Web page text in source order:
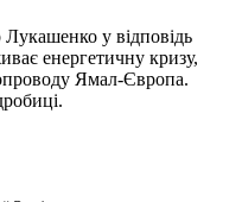
у відповідь
енергетичну кризу,
Ямал-Європа.